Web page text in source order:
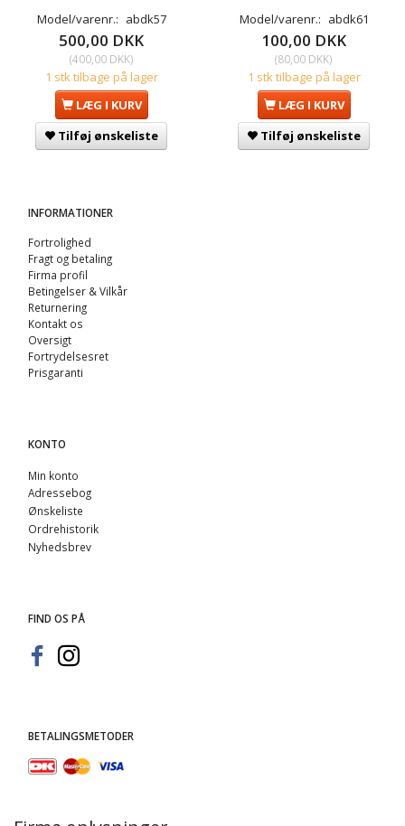
Model/varenr.: abdk57
500,00 DKK
(400,00 DKK)
1 stk tilbage på lager
LÆG I KURV
Tilføj ønskeliste
Model/varenr.: abdk61
100,00 DKK
(80,00 DKK)
1 stk tilbage på lager
LÆG I KURV
Tilføj ønskeliste
INFORMATIONER
Fortrolighed
Fragt og betaling
Firma profil
Betingelser & Vilkår
Returnering
Kontakt os
Oversigt
Fortrydelsesret
Prisgaranti
KONTO
Min konto
Adressebog
Ønskeliste
Ordrehistorik
Nyhedsbrev
FIND OS PÅ
BETALINGSMETODER